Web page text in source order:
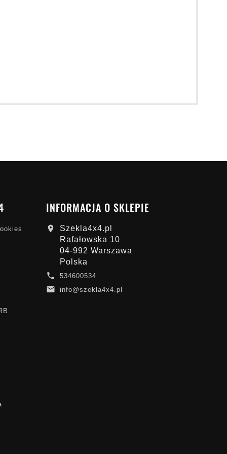
INFORMACJA O SKLEPIE

Szekla4x4.pl
Rafałowska 10
04-992 Warszawa
Polska
 534600534
 info@szekla4x4.pl